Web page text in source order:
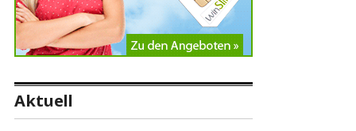
Aktuell